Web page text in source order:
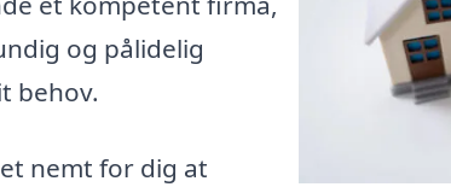
og pålidelig
behov.
nemt for dig at